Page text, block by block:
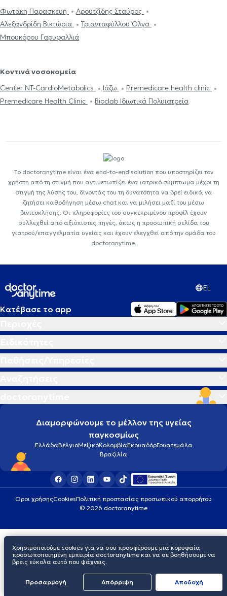
Φωτάκη Παρασκευή
Αρουτζίδης Σταύρος
Αλεξανδρίδη Βικτώρια
Τριανταφύλλου Όλγα
Μπουκόρου Γαρυφαλλιά
Κοντινά νοσοκομεία
Center NT-CardioMetabolics
Ιάζω
Premedicare health clinic
Premedicare Health Clinic
Bioclab Ιδιωτικά Πολυιατρεία
Το doctoranytime είναι ένα end-to-end solution που υποστηρίζει τον
χρήστη από τη στιγμή που αντιμετωπίζει ένα ιατρικό σύμπτωμα μέχρι τη
στιγμή της λύσης του, δίνοντάς του τη δυνατότητα να βρεί ειδικό, να
ζητήσει καθοδήγηση μέσω chat και να μιλήσει μαζί του μέσω
βιντεοκλήσης. Οι πληροφορίες του συγκεκριμένου προφίλ έχουν
συλλεχθεί από αξιόπιστες πηγές, όπως η προσωπική σελίδα του
γιατρού/επαγγελματία υγείας και έχουν ελεγχθεί από την ομάδα του
doctoranytime.
EL
Κατέβασε το app
Διαμορφώνουμε το μέλλον της υγείας
παγκοσμίως
ΕλλάδαΒέλγιοΜεξικόΚολομβίαΕκουαδόρΓουατεμάλα
Βραζιλία
Οροι χρήσηςCookiesΠολιτική προστασίας προσωπικού απορρήτου
© 2026 doctoranytime
Χρησιμοποιούμε cookies για να σου προσφέρουμε μια κορυφαία
προσωποποιημένη εμπειρία doctoranytime και να σε βοηθήσουμε να
βρεις εύκολα αυτό που ψάχνεις.
Προσαρμογή Απόρριψη Aποδοχή